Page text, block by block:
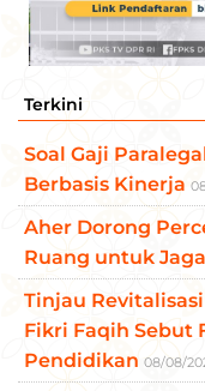
Terkini
Soal Gaji
Berbasis Kinerja
Aher Dorong
Ruang untuk
Tinjau
Fikri Faqih Sebut
Pendidikan 08/08/